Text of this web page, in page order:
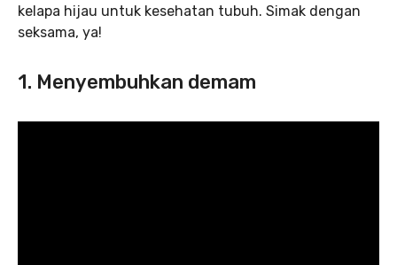
kelapa hijau untuk kesehatan tubuh. Simak dengan
seksama, ya!
1. Menyembuhkan demam